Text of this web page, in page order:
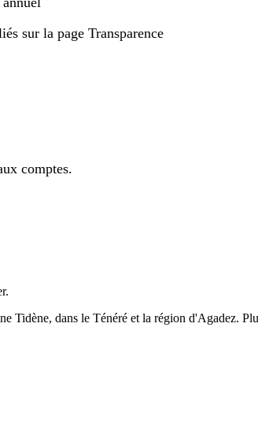
sur la page Transparence
comptes.
dans le Ténéré et la région d'Agadez.